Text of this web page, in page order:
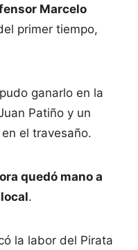
Marcelo
primer tiempo,
ganarlo en la
Patiño y un
el travesaño.
quedó mano a
.
la labor del Pirata